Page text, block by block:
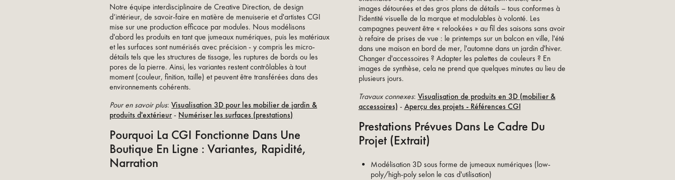
Notre équipe interdisciplinaire de Creative Direction, de design
d’intérieur, de savoir-faire en matière de menuiserie et d'artistes CGI
mise sur une production efficace par modules. Nous modélisons
d'abord les produits en tant que jumeaux numériques, puis les matériaux
et les surfaces sont numérisés avec précision - y compris les micro-
détails tels que les structures de tissage, les ruptures de bords ou les
pores de la pierre. Ainsi, les variantes restent contrôlables à tout
moment (couleur, finition, taille) et peuvent être transférées dans des
environnements cohérents.
Pour en savoir plus:Visualisation 3D pour les mobilier de jardin &
produits d'extérieur- Numériser les surfaces (prestations)
Pourquoi La CGI Fonctionne Dans Une
Boutique En Ligne : Variantes, Rapidité,
Narration
images détourées et des gros plans de détails – tous conformes à
l'identité visuelle de la marque et modulables à volonté. Les
campagnes peuvent être « relookées » au fil des saisons sans avoir
à refaire de prises de vue : le printemps sur un balcon en ville, l'été
dans une maison en bord de mer, l'automne dans un jardin d'hiver.
Changer d'accessoires ? Adapter les palettes de couleurs ? En
images de synthèse, cela ne prend que quelques minutes au lieu de
plusieurs jours.
Travaux connexes: Visualisation de produits en 3D (mobilier &
accessoires) - Aperçu des projets - Références CGI
Prestations Prévues Dans Le Cadre Du
Projet (extrait)
Modélisation 3D sous forme de jumeaux numériques (low-
poly/high-poly selon le cas d'utilisation)